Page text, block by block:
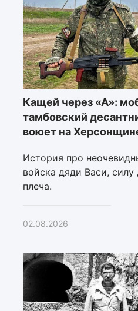
Кащей через «А»:
тамбовский
воюет на
История про
войска дяди Васи, силу
плеча.
02.08.2026